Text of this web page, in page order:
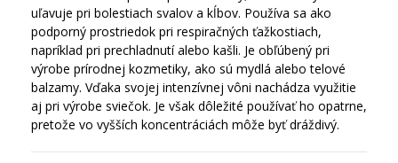
uľavuje pri bolestiach svalov a kĺbov. Používa sa ako
podporný prostriedok pri respiračných ťažkostiach,
napríklad pri prechladnutí alebo kašli. Je obľúbený pri
výrobe prírodnej kozmetiky, ako sú mydlá alebo telové
balzamy. Vďaka svojej intenzívnej vôni nachádza využitie
aj pri výrobe sviečok. Je však dôležité používať ho opatrne,
pretože vo vyšších koncentráciách môže byť dráždivý.